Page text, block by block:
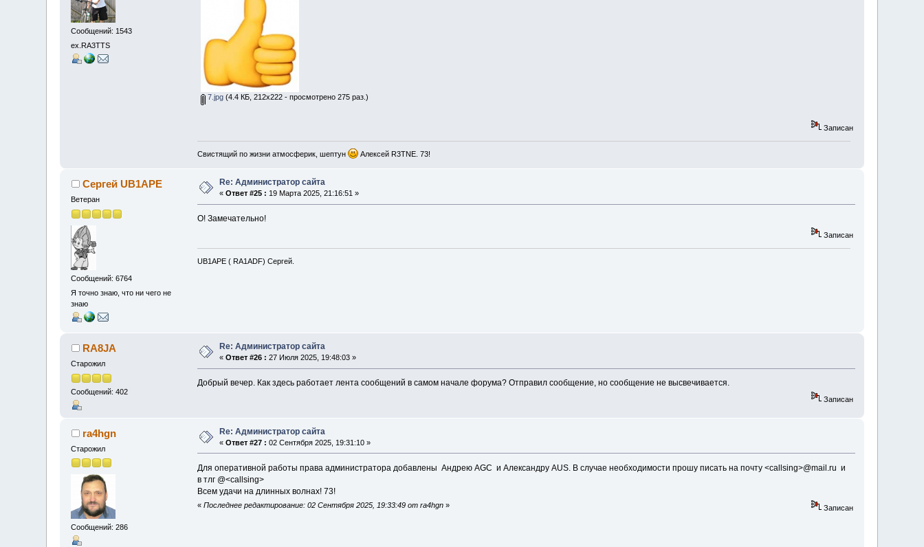
Сообщений: 1543
ex.RA3TTS
7.jpg (4.4 КБ, 212x222 - просмотрено 275 раз.)
Записан
Свистящий по жизни атмосферик, шептун Алексей R3TNE. 73!
Сергей UB1APE
Ветеран
Сообщений: 6764
Я точно знаю, что ни чего не
знаю
Re: Администратор сайта
«Ответ #25 : 19 Марта 2025, 21:16:51 »
О! Замечательно!
Записан
UB1APE ( RA1ADF) Сергей.
RA8JA
Старожил
Сообщений: 402
Re: Администратор сайта
«Ответ #26 : 27 Июля 2025, 19:48:03 »
Добрый вечер. Как здесь работает лента сообщений в самом начале форума? Отправил сообщение, но сообщение не высвечивается.
Записан
ra4hgn
Старожил
Сообщений: 286
Re: Администратор сайта
«Ответ #27 : 02 Сентября 2025, 19:31:10 »
Для оперативной работы права администратора добавлены Андрею AGC и Александру AUS. В случае необходимости прошу писать на почту <callsing>@mail.ru и
в тлг @<callsing>
Всем удачи на длинных волнах! 73!
« Последнее редактирование: 02 Сентября 2025, 19:33:49 от ra4hgn» Записан